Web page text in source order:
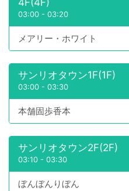
03:00 - 03:20
メアリー・ホワイト
サンリオタウン1F(1F)
03:00 - 03:30
本舗固歩香本
サンリオタウン2F(2F)
03:10 - 03:30
ぼんぼんりぼん